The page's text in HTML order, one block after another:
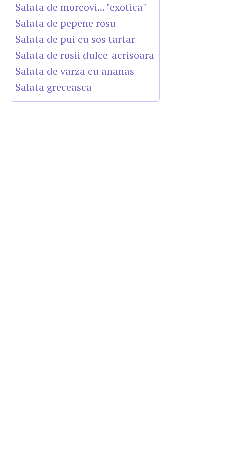
Salata de morcovi... "exotica"
Salata de pepene rosu
Salata de pui cu sos tartar
Salata de rosii dulce-acrisoara
Salata de varza cu ananas
Salata greceasca